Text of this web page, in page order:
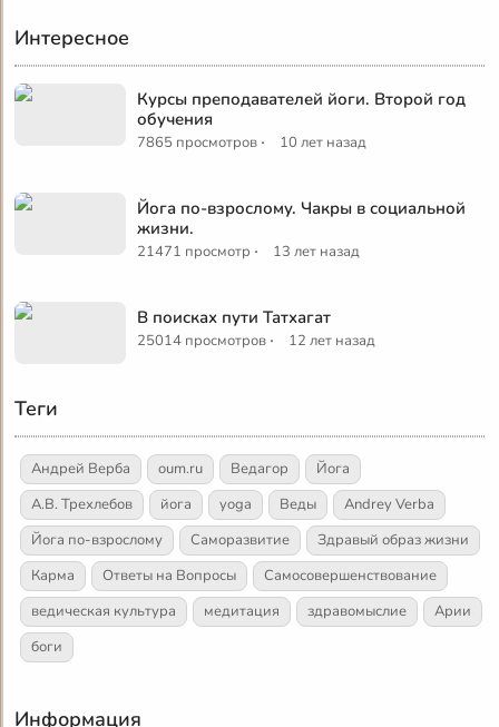
Интересное
Курсы преподавателей йоги. Второй год
обучения
7865 просмотров · 10 лет назад
Йога по-взрослому. Чакры в социальной
жизни.
21471 просмотр · 13 лет назад
В поисках пути Татхагат
25014 просмотров · 12 лет назад
Теги
Андрей Верба oum.ru Ведагор
Йога
А.В. Трехлебов
йога yoga Веды
Andrey Verba
Йога по-взрослому
Саморазвитие
Здравый образ жизни
Карма
Ответы на Вопросы
Самосовершенствование
ведическая культура
медитация здравомыслие
Арии
боги
Информация